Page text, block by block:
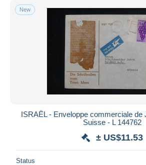
New
ISRAËL - Enveloppe commerciale de
Suisse - L 144762
± US$11.53
Status